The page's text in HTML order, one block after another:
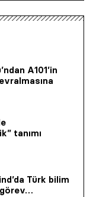
A101’in
tanımı
Türk bilim